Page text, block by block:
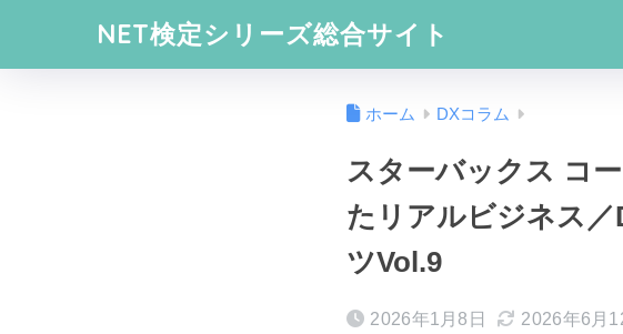
NET検定シリーズ総合サイト
ホーム DXコラム
スターバックス コ
たリアルビジネス
ツVol.9
2026年1月8日 2026年6月